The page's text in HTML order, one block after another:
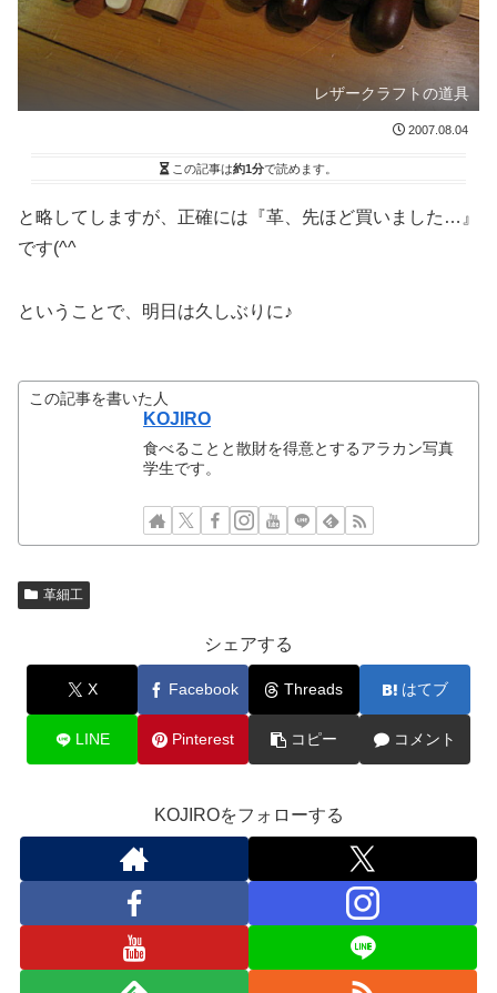
レザークラフトの道具
2007.08.04
この記事は約1分で読めます。
と略してしますが、正確には『革、先ほど買いました…』
です(^^ゞ
ということで、明日は久しぶりに♪
この記事を書いた人
KOJIRO
食べることと散財を得意とするアラカン写真
学生です。
革細工
シェアする
X Facebook Threads はてブ
LINE Pinterest コピー コメント
KOJIROをフォローする